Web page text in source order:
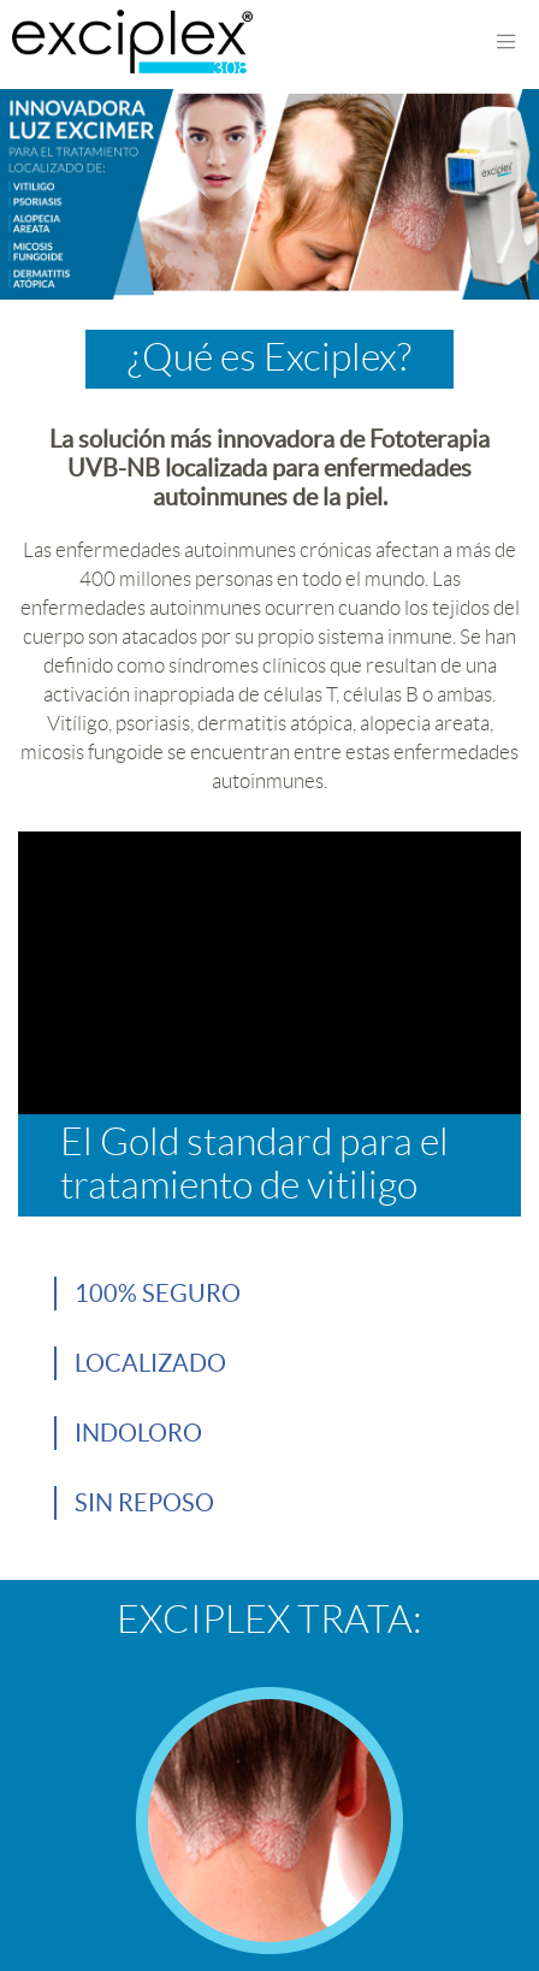
¿Qué es Exciplex?
La solución más innovadora de Fototerapia
UVB-NB localizada para enfermedades
autoinmunes de la piel.
Las enfermedades autoinmunes crónicas afectan a más de
400 millones personas en todo el mundo. Las
enfermedades autoinmunes ocurren cuando los tejidos del
cuerpo son atacados por su propio sistema inmune. Se han
definido como síndromes clínicos que resultan de una
activación inapropiada de células T, células B o ambas.
Vitíligo, psoriasis, dermatitis atópica, alopecia areata,
micosis fungoide se encuentran entre estas enfermedades
autoinmunes.
El Gold standard para el
tratamiento de vitiligo
100% SEGURO
LOCALIZADO
INDOLORO
SIN REPOSO
EXCIPLEX TRATA: